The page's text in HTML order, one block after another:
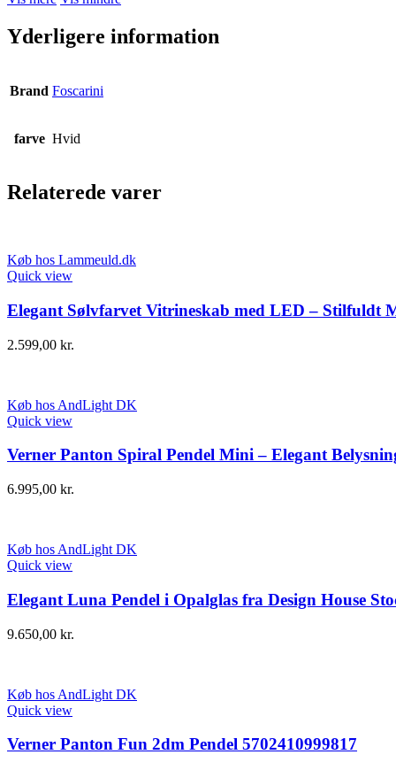
Yderligere information
Brand Foscarini
farve Hvid
Relaterede varer
Køb hos Lammeuld.dk
Quick view
Elegant Sølvfarvet Vitrineskab med LED – Stilfuldt
2.599,00 kr.
Køb hos AndLight DK
Quick view
Verner Panton Spiral Pendel Mini – Elegant
6.995,00 kr.
Køb hos AndLight DK
Quick view
Elegant Luna Pendel i Opalglas fra Design House
9.650,00 kr.
Køb hos AndLight DK
Quick view
Verner Panton Fun 2dm Pendel 5702410999817